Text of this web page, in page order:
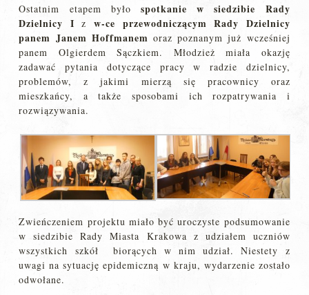
Ostatnim etapem było spotkanie w siedzibie Rady
Dzielnicy I zw-ce przewodniczącym Rady Dzielnicy
panem Janem Hoffmanem oraz poznanym już wcześniej
panem Olgierdem Sączkiem. Młodzież miała okazję
zadawać pytania dotyczące pracy w radzie dzielnicy,
problemów, z jakimi mierzą się pracownicy oraz
mieszkańcy, a także sposobami ich rozpatrywania i
rozwiązywania.
Zwieńczeniem projektu miało być uroczyste podsumowanie
w siedzibie Rady Miasta Krakowa z udziałem uczniów
wszystkich szkół biorących w nim udział. Niestety z
uwagi na sytuację epidemiczną w kraju, wydarzenie zostało
odwołane.